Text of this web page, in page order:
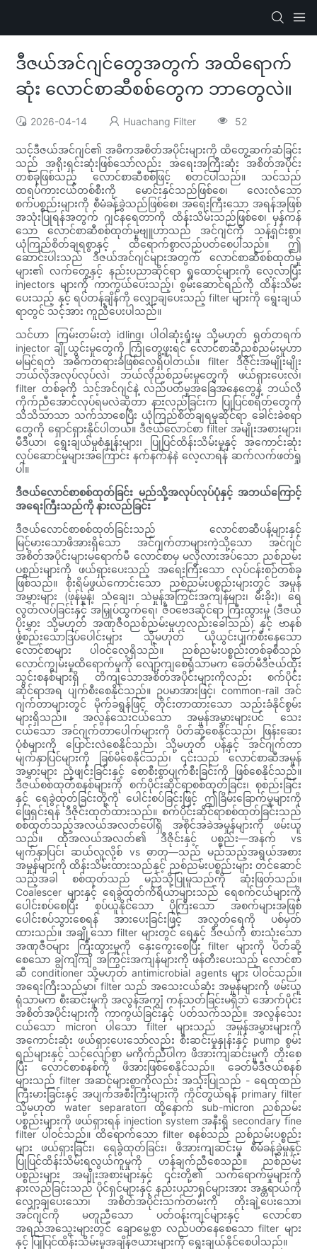
ဒီဇယ်အင်ဂျင်တွေအတွက် အထိရောက်
ဆုံး လောင်စာဆီစစ်တွေက ဘာတွေလဲ။
2026-04-14 Huachang Filter 52
သင့်ဒီဇယ်အင်ဂျင်၏ အဓိကအစိတ်အပိုင်းများကို ထိတွေ့ဆက်ဆံခြင်း
သည် အရိုးရှင်းဆုံးဖြစ်သော်လည်း အရေးအကြီးဆုံး အစိတ်အပိုင်း
တစ်ခုဖြစ်သည့် လောင်စာဆီစစ်ဖြင့် စတင်ပါသည်။ သင်သည်
ထရပ်ကားငယ်တစ်စီးကို မောင်းနှင်သည်ဖြစ်စေ၊ လေးလံသော
စက်ပစ္စည်းများကို စီမံခန့်ခွဲသည်ဖြစ်စေ၊ အရေးကြီးသော အရန်အဖြစ်
အသုံးပြုရန်အတွက် ဂျင်နရေတာကို ထိန်းသိမ်းသည်ဖြစ်စေ၊ မှန်ကန်
သော လောင်စာဆီစစ်ထုတ်မှုဗျူဟာသည် အင်ဂျင်ကို သန့်ရှင်းစွာ၊
ယုံကြည်စိတ်ချရစွာနှင့် ထိရောက်စွာလည်ပတ်စေပါသည်။ ဤ
ဆောင်းပါးသည် ဒီဇယ်အင်ဂျင်များအတွက် လောင်စာဆီစစ်ထုတ်မှု
များ၏ လက်တွေ့နှင့် နည်းပညာဆိုင်ရာ ရှုထောင့်များကို လေ့လာပြီး
injectors များကို ကာကွယ်ပေးသည့်၊ စွမ်းဆောင်ရည်ကို ထိန်းသိမ်း
ပေးသည့် နှင့် ရပ်တန့်ချိန်ကို လျှော့ချပေးသည့် filter များကို ရွေးချယ်
ရာတွင် သင့်အား ကူညီပေးပါသည်။
သင်ဟာ ကြမ်းတမ်းတဲ့ idling၊ ပါဝါဆုံးရှုံးမှု သို့မဟုတ် ရုတ်တရက်
injector ချို့ယွင်းမှုတွေကို ကြုံတွေ့ဖူးရင် လောင်စာဆီညစ်ညမ်းမှုဟာ
မမြင်ရတဲ့ အဓိကတရားခံဖြစ်လေ့ရှိပါတယ်။ filter ဒီဇိုင်းအမျိုးမျိုး
ဘယ်လိုအလုပ်လုပ်လဲ၊ ဘယ်လိုညစ်ညမ်းမှုတွေကို ဖယ်ရှားပေးလဲ၊
filter တစ်ခုကို သင့်အင်ဂျင်နဲ့ လည်ပတ်မှုအခြေအနေတွေနဲ့ ဘယ်လို
ကိုက်ညီအောင်လုပ်ရမလဲဆိုတာ နားလည်ခြင်းက ပြုပြင်စရိတ်တွေကို
သိသိသာသာ သက်သာစေပြီး ယုံကြည်စိတ်ချရမှုဆိုင်ရာ ခေါင်းခဲစရာ
တွေကို ရှောင်ရှားနိုင်ပါတယ်။ ဒီဇယ်လောင်စာ filter အမျိုးအစားများ၊
မီဒီယာ၊ ရွေးချယ်မှုစံနှုန်းများ၊ ပြုပြင်ထိန်းသိမ်းမှုနှင့် အကောင်းဆုံး
လုပ်ဆောင်မှုများအကြောင်း နက်နက်နဲနဲ လေ့လာရန် ဆက်လက်ဖတ်ရှု
ပါ။
ဒီဇယ်လောင်စာစစ်ထုတ်ခြင်း မည်သို့အလုပ်လုပ်ပုံနှင့် အဘယ်ကြောင့်
အရေးကြီးသည်ကို နားလည်ခြင်း
ဒီဇယ်လောင်စာစစ်ထုတ်ခြင်းသည် လောင်စာဆီပန့်များနှင့်
မြင့်မားသောဖိအားရှိသော အင်ဂျက်တာများကဲ့သို့သော အင်ဂျင်
အစိတ်အပိုင်းများမရောက်မီ လောင်စာမှ မလိုလားအပ်သော ညစ်ညမ်း
ပစ္စည်းများကို ဖယ်ရှားပေးသည့် အရေးကြီးသော လုပ်ငန်းစဉ်တစ်ခု
ဖြစ်သည်။ စိုးရိမ်ဖွယ်ကောင်းသော ညစ်ညမ်းပစ္စည်းများတွင် အမှုန်
အမွှားများ (ဖုန်မှုန့်၊ သံချေး၊ သဲမှုန့်အကြွင်းအကျန်များ၊ မီးခိုး)၊ ရေ
လွတ်လပ်ခြင်းနှင့် အမြှုပ်ထွက်ရေ၊ ဇီဝဗေဒဆိုင်ရာ ကြီးထွားမှု (ဒီဇယ်
ပိုးမွှား သို့မဟုတ် အဏုဇီဝညစ်ညမ်းမှုဟုလည်းခေါ်သည်) နှင့် ဗာနစ်
ဖွဲ့စည်းသောဒြပ်ပေါင်းများ သို့မဟုတ် ယိုယွင်းပျက်စီးနေသော
လောင်စာများ ပါဝင်လေ့ရှိသည်။ ညစ်ညမ်းပစ္စည်းတစ်ခုစီသည်
လောင်ကျွမ်းမှုထိရောက်မှုကို လျော့ကျစေရုံသာမက ခေတ်မီဒီဇယ်ထိုး
သွင်းစနစ်များရှိ တိကျသောအစိတ်အပိုင်းများကိုလည်း စက်ပိုင်း
ဆိုင်ရာအရ ပျက်စီးစေနိုင်သည်။ ဥပမာအားဖြင့်၊ common-rail အင်
ဂျက်တာများတွင် မိုက်ခရွန်ဖြင့် တိုင်းတာထားသော သည်းခံနိုင်စွမ်း
များရှိသည်။ အလွန်သေးငယ်သော အမှုန်အမွှားများပင် သေး
ငယ်သော အင်ဂျက်တာပေါက်များကို ပိတ်ဆို့စေနိုင်သည်၊ ဖြန်းဆေး
ပုံစံများကို ပြောင်းလဲစေနိုင်သည်၊ သို့မဟုတ် ပန့်နှင့် အင်ဂျက်တာ
မျက်နှာပြင်များကို ခြစ်မိစေနိုင်သည်၊ ၎င်းသည် လောင်စာဆီအမှုန်
အမွှားများ ညံ့ဖျင်းခြင်းနှင့် စောစီးစွာပျက်စီးခြင်းကို ဖြစ်စေနိုင်သည်။
ဒီဇယ်စစ်ထုတ်စနစ်များကို စက်ပိုင်းဆိုင်ရာစစ်ထုတ်ခြင်း၊ စုစည်းခြင်း
နှင့် ရေခွဲထုတ်ခြင်းတို့ကို ပေါင်းစပ်ခြင်းဖြင့် ဤခြိမ်းခြောက်မှုများကို
ဖြေရှင်းရန် ဒီဇိုင်းထုတ်ထားသည်။ စက်ပိုင်းဆိုင်ရာစစ်ထုတ်ခြင်းသည်
စစ်ထုတ်သည့်အလယ်အလတ်ပေါ်ရှိ အစိုင်အခဲအမှုန်များကို ဖမ်းယူ
သည်။ ထိုအလယ်အလတ်၏ ဒီဇိုင်းနှင့် ပစ္စည်း—အနက် vs
မျက်နှာပြင်၊ ဆယ်လူလို့စ် vs ဓာတု—သည် မည်သည့်အရွယ်အစား
အမှုန်များကို ထိန်းသိမ်းထားသည်နှင့် ညစ်ညမ်းပစ္စည်းများ တင်ဆောင်
သည့်အခါ စစ်ထုတ်သည် မည်သို့ပြုမူသည်ကို ဆုံးဖြတ်သည်။
Coalescer များနှင့် ရေခွဲထုတ်ကိရိယာများသည် ရေစက်ငယ်များကို
ပေါင်းစပ်စေပြီး စုပ်ယူနိုင်သော ပိုကြီးသော အစက်များအဖြစ်
ပေါင်းစပ်သွားစေရန် အားပေးခြင်းဖြင့် အလွတ်ရေကို ပစ်မှတ်
ထားသည်။ အချို့သော filter များတွင် ရေနှင့် ဒီဇယ်ကို စားသုံးသော
အဏုဇီဝများ ကြီးထွားမှုကို နှေးကွေးစေပြီး filter များကို ပိတ်ဆို့
စေသော ချွဲကျိကျိ အကြွင်းအကျန်များကို ဖန်တီးပေးသည့် လောင်စာ
ဆီ conditioner သို့မဟုတ် antimicrobial agents များ ပါဝင်သည်။
အရေးကြီးသည်မှာ၊ filter သည် အသေးငယ်ဆုံး အမှုန်များကို ဖမ်းယူ
ရုံသာမက စီးဆင်းမှုကို အလွန်အကျွံ ကန့်သတ်ခြင်းမရှိဘဲ အောက်ပိုင်း
အစိတ်အပိုင်းများကို ကာကွယ်ခြင်းနှင့် ပတ်သက်သည်။ အလွန်သေး
ငယ်သော micron ပါသော filter များသည် အမှုန်အမွှားများကို
အကောင်းဆုံး ဖယ်ရှားပေးသော်လည်း စီးဆင်းမှုနှုန်းနှင့် pump စွမ်း
ရည်များနှင့် သင့်လျော်စွာ မကိုက်ညီပါက ဖိအားကျဆင်းမှုကို တိုးစေ
ပြီး လောင်စာစနစ်ကို ဖိအားဖြစ်စေနိုင်သည်။ ခေတ်မီဒီဇယ်စနစ်
များသည် filter အဆင့်များစွာကိုလည်း အသုံးပြုသည် - ရေထုထည်
ကြီးမားခြင်းနှင့် အပျက်အစီးကြီးများကို ကိုင်တွယ်ရန် primary filter
သို့မဟုတ် water separator၊ ထို့နောက် sub-micron ညစ်ညမ်း
ပစ္စည်းများကို ဖယ်ရှားရန် injection system အနီးရှိ secondary fine
filter ပါဝင်သည်။ ထိရောက်သော filter စနစ်သည် ညစ်ညမ်းပစ္စည်း
များ ဖယ်ရှားခြင်း၊ ရေခွဲထုတ်ခြင်း၊ ဖိအားကျဆင်းမှု စီမံခန့်ခွဲမှုနှင့်
ပြုပြင်ထိန်းသိမ်းရလွယ်ကူမှုကို ဟန်ချက်ညီစေသည်။ ညစ်ညမ်း
ပစ္စည်းများ အမျိုးအစားများနှင့် ၎င်းတို့၏ သက်ရောက်မှုများကို
နားလည်ခြင်းသည် ပိုင်ရှင်များနှင့် နည်းပညာရှင်များအား အန္တရာယ်ကို
လျှော့ချပေးသော၊ အစိတ်အပိုင်းသက်တမ်းကို တိုးချဲ့ပေးသော၊
အင်ဂျင်ကို မတူညီသော ပတ်ဝန်းကျင်များနှင့် လောင်စာ
အရည်အသွေးများတွင် ချောမွေ့စွာ လည်ပတ်နေစေသော filter များ
နှင့် ပြုပြင်ထိန်းသိမ်းမှုအချိန်ဇယားများကို ရွေးချယ်နိုင်စေပါသည်။